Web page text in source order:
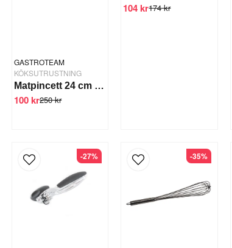
GASTROTEAM
KÖKSUTRUSTNING
Matpincett 24 cm Rostfri
250 kr
100 kr
174 kr
104 kr
-27% -35%